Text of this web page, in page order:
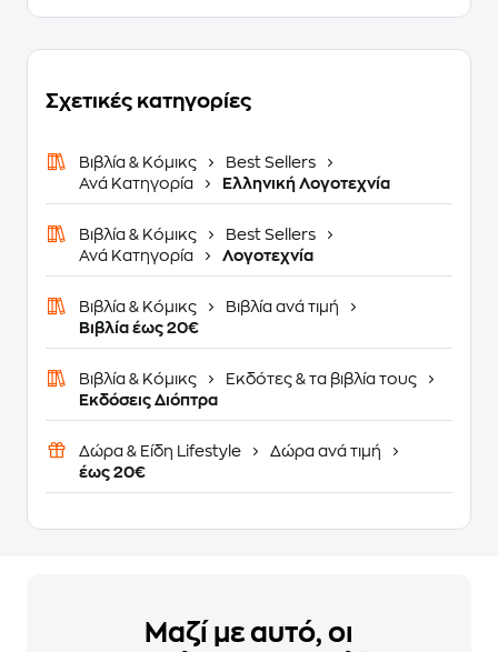
Σχετικές κατηγορίες
Βιβλία & Κόμικς
Best Sellers
Ανά Κατηγορία
Ελληνική Λογοτεχνία
Βιβλία & Κόμικς
Best Sellers
Ανά Κατηγορία
Λογοτεχνία
Βιβλία & Κόμικς
Βιβλία ανά τιμή
Βιβλία έως 20€
Βιβλία & Κόμικς
Εκδότες & τα βιβλία τους
Εκδόσεις Διόπτρα
Δώρα & Είδη Lifestyle
Δώρα ανά τιμή
έως 20€
Μαζί με αυτό, οι